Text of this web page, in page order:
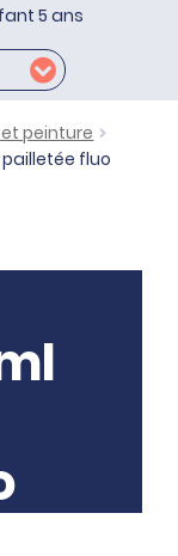
5 ans
peinture
fluo